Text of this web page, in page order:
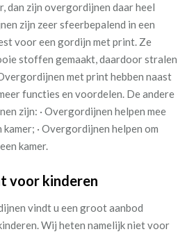
dan zijn overgordijnen daar heel
zijn zeer sfeerbepalend in een
voor een gordijn met print. Ze
stoffen gemaakt, daardoor stralen
met print hebben naast
functies en voordelen. De andere
zijn: · Overgordijnen helpen mee
· Overgordijnen helpen om
kamer.
voor kinderen
vindt u een groot aanbod
Wij heten namelijk niet voor